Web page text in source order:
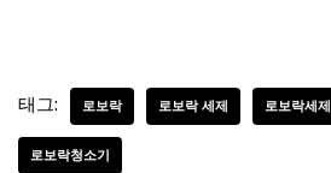
태그: 로보락 로보락 세제 로보락세제
로보락청소기